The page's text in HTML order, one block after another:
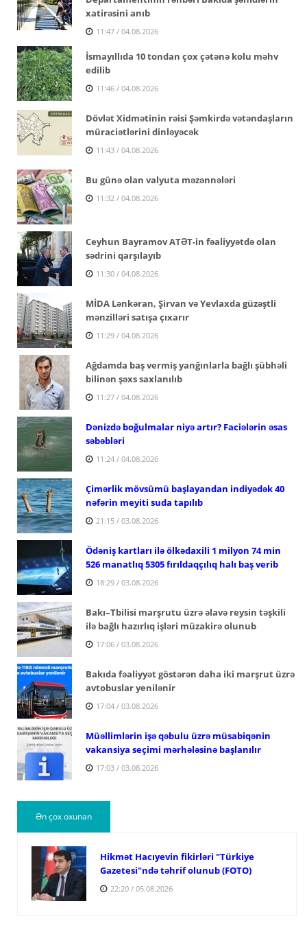
xatirəsini anıb
11:47 / 04.08.2026
İsmayıllıda 10 tondan çox çətənə kolu məhv
edilib
11:46 / 04.08.2026
Dövlət Xidmətinin rəisi Şəmkirdə vətəndaşların
müraciətlərini dinləyəcək
11:43 / 04.08.2026
Bu günə olan valyuta məzənnələri
11:32 / 04.08.2026
Ceyhun Bayramov ATƏT-in fəaliyyətdə olan
sədrini qarşılayıb
11:30 / 04.08.2026
MİDA Lənkəran, Şirvan və Yevlaxda güzəştli
mənzilləri satışa çıxarır
11:29 / 04.08.2026
Ağdamda baş vermiş yanğınlarla bağlı şübhəli
bilinən şəxs saxlanılıb
11:27 / 04.08.2026
Dənizdə boğulmalar niyə artır? Faciələrin əsas
səbəbləri
11:24 / 04.08.2026
Çimərlik mövsümü başlayandan indiyədək 40
nəfərin meyiti suda tapılıb
21:15 / 03.08.2026
Ödəniş kartları ilə ölkədaxili 1 milyon 74 min
526 manatlıq 5305 fırıldaqçılıq halı baş verib
18:29 / 03.08.2026
Bakı–Tbilisi marşrutu üzrə əlavə reysin təşkili
ilə bağlı hazırlıq işləri müzakirə olunub
17:06 / 03.08.2026
Bakıda fəaliyyət göstərən daha iki marşrut üzrə
avtobuslar yenilənir
17:04 / 03.08.2026
Müəllimlərin işə qəbulu üzrə müsabiqənin
vakansiya seçimi mərhələsinə başlanılır
17:03 / 03.08.2026
Ən çox oxunan
Hikmət Hacıyevin fikirləri "Türkiye
Gazetesi"ndə təhrif olunub (FOTO)
22:20 / 05.08.2026